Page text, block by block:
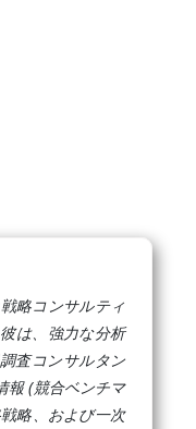
略コンサルティ
は、強力な分析
査コンサルタン
報 (競合ベンチマ
略、および一次